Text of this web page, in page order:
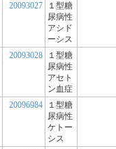
20093027
１型糖
尿病性
アシド
ーシス
20093028
１型糖
尿病性
アセト
ン血症
20096984
１型糖
尿病性
ケトー
シス